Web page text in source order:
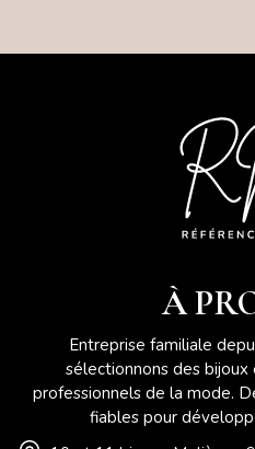
À
Entreprise familiale
sélectionnons des
professionnels de la mode.
fiables pour